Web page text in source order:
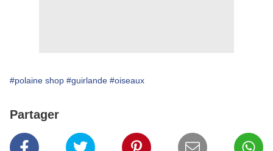
#polaine shop #guirlande #oiseaux
Partager